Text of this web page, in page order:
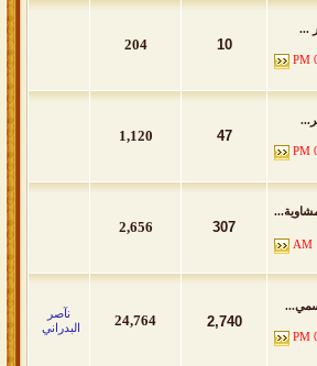
...
10
204
47
1,120
307
2,656
2,740
24,764
نآصر
البدراني